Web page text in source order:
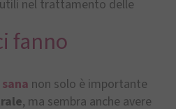
nel trattamento delle
fanno
non solo è importante
, ma sembra anche avere